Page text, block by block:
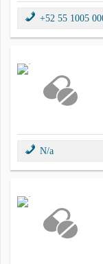
+52 55 1005
N/a